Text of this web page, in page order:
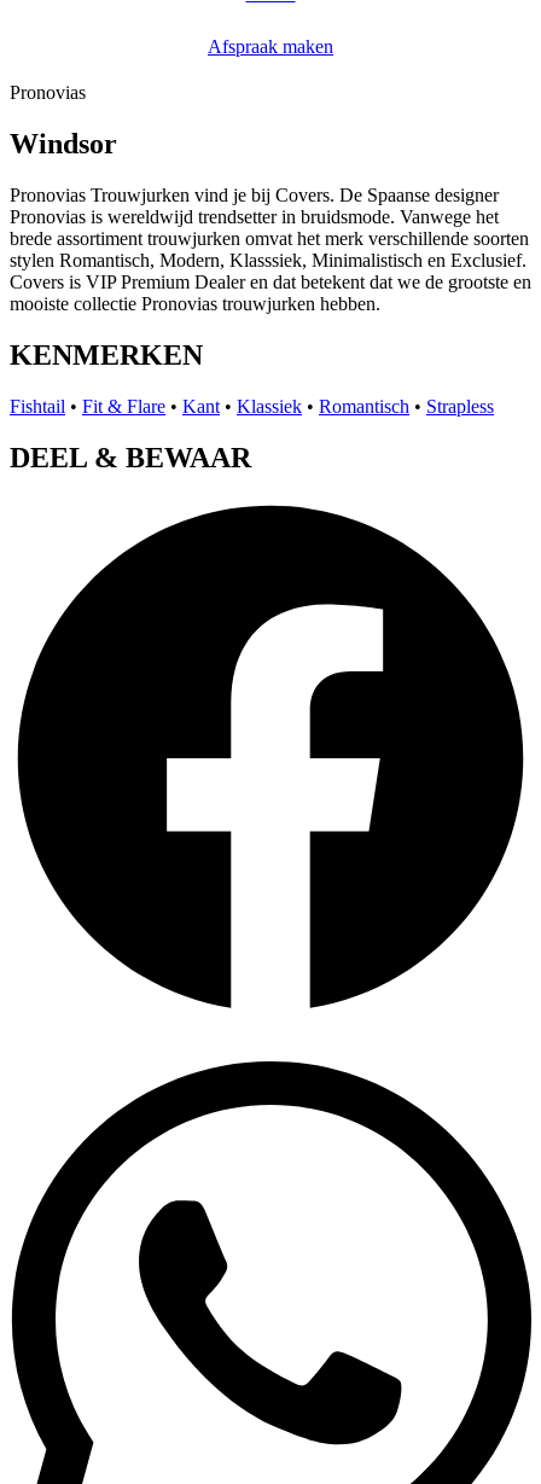
Afspraak maken
Pronovias
Windsor
Pronovias Trouwjurken vind je bij Covers. De Spaanse designer
Pronovias is wereldwijd trendsetter in bruidsmode. Vanwege het
brede assortiment trouwjurken omvat het merk verschillende soorten
stylen Romantisch, Modern, Klasssiek, Minimalistisch en Exclusief.
Covers is VIP Premium Dealer en dat betekent dat we de grootste en
mooiste collectie Pronovias trouwjurken hebben.
KENMERKEN
Fishtail • Fit & Flare • Kant • Klassiek • Romantisch • Strapless
DEEL & BEWAAR